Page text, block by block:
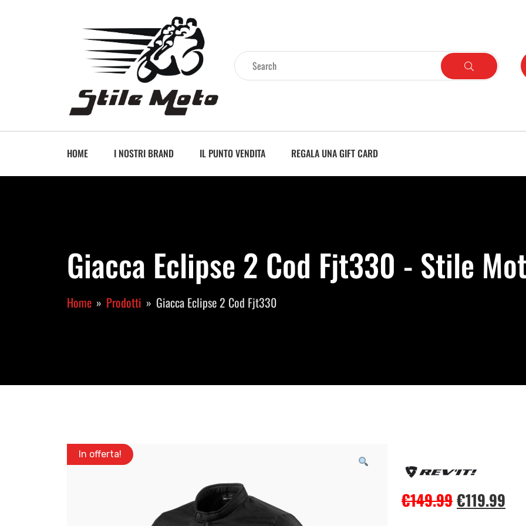
HOME I NOSTRI BRAND IL PUNTO VENDITA REGALA UNA GIFT CARD
Giacca Eclipse 2 Cod Fjt330 - Stile
Home Prodotti Giacca Eclipse 2 Cod Fjt330
In offerta!
€149.99€119.99